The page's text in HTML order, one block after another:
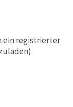
ein registrierter